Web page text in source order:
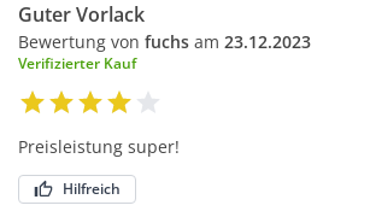
Guter Vorlack
Bewertung von fuchs am 23.12.2023
Verifizierter Kauf
Preisleistung super!
Hilfreich